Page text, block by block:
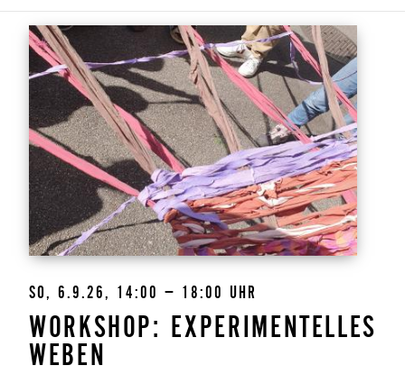
SO, 6.9.26, 14:00 – 18:00 UHR
WORKSHOP: EXPERIMENTELLES
WEBEN